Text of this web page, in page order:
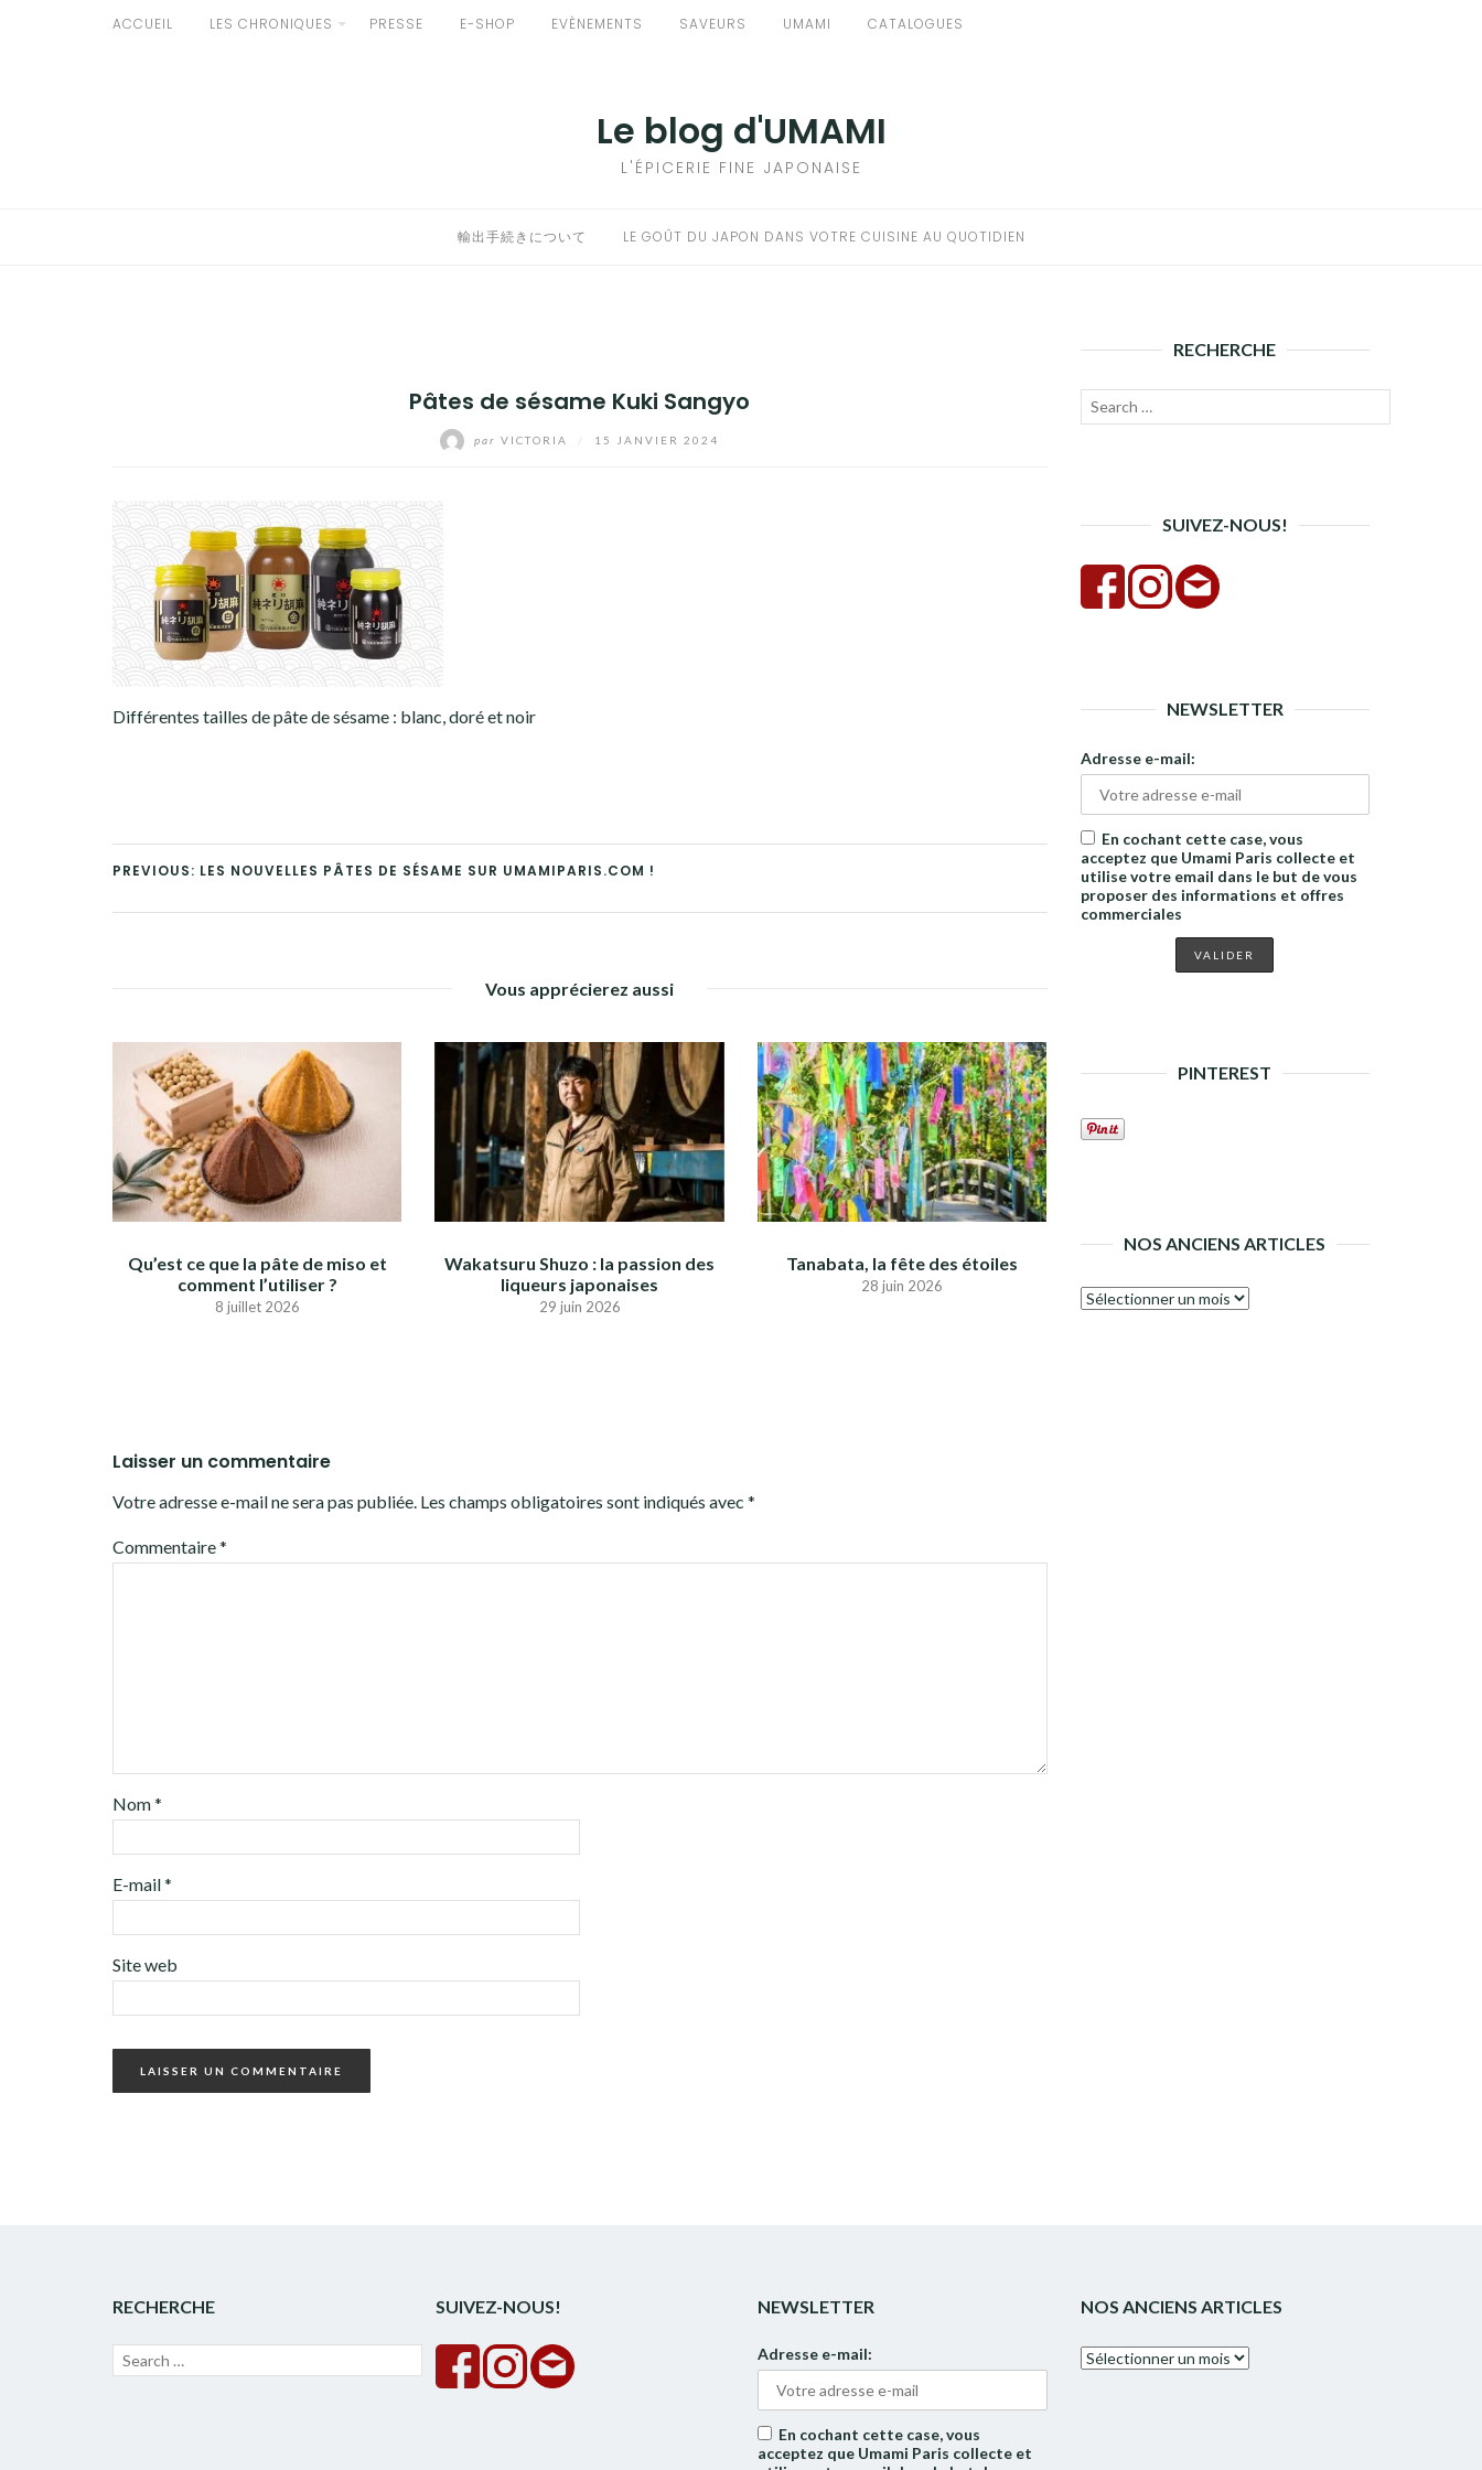
ACCUEIL LES CHRONIQUES PRESSE E-SHOP EVÈNEMENTS SAVEURS UMAMI CATALOGUES
Le blog d'UMAMI
L'ÉPICERIE FINE JAPONAISE
輸出手続きについて LE GOÛT DU JAPON DANS VOTRE CUISINE AU QUOTIDIEN
Pâtes de sésame Kuki Sangyo
par VICTORIA 15 JANVIER 2024
Différentes tailles de pâte de sésame : blanc, doré et noir
PREVIOUS: LES NOUVELLES PÂTES DE SÉSAME SUR UMAMIPARIS.COM !
Vous apprécierez aussi
Qu’est ce que la pâte de miso et
comment l’utiliser ?
8 juillet 2026
Wakatsuru Shuzo : la passion des
liqueurs japonaises
29 juin 2026
Tanabata, la fête des étoiles
28 juin 2026
Laisser un commentaire
Votre adresse e-mail ne sera pas publiée. Les champs obligatoires sont indiqués avec *
Commentaire*
Nom*
E-mail*
Site web
RECHERCHE
Recherche
SUIVEZ-NOUS!
NEWSLETTER
Adresse e-mail:
En cochant cette case, vous
acceptez que Umami Paris collecte et
utilise votre email dans le but de vous
proposer des informations et offres
commerciales
PINTEREST
NOS ANCIENS ARTICLES
Nos
RECHERCHE
Recherche
SUIVEZ-NOUS! NEWSLETTER
Adresse e-mail:
En cochant cette case, vous
acceptez que Umami Paris collecte et
NOS ANCIENS ARTICLES
Nos